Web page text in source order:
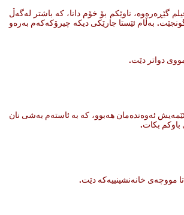
گێڕه‌ره‌وه‌، ناوێکم بۆ خۆم دانا، که‌ باشتر له‌گه‌ڵ
به‌ڵام ئێستا جارێکی دیکه‌ چیرۆکه‌که‌م به‌ره‌و
دواتر دێت.
ئه‌وه‌نده‌مان هه‌بوو، که‌ به‌ ئاسته‌م به‌شی نان‌‌
بکات.
مووچه‌ی خانه‌نشینییه‌که‌ دێت.